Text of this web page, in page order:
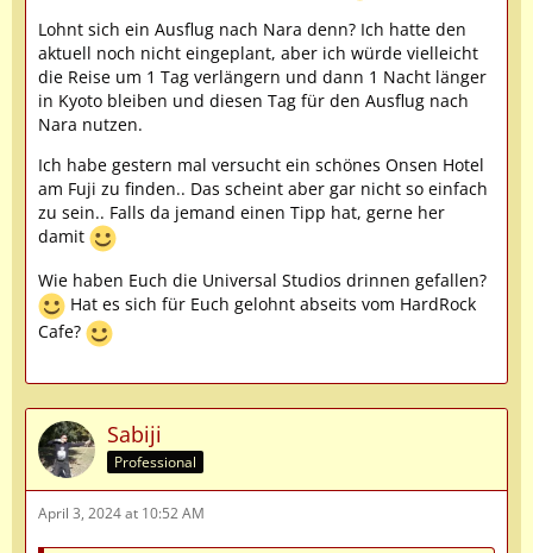
Lohnt sich ein Ausflug nach Nara denn? Ich hatte den
aktuell noch nicht eingeplant, aber ich würde vielleicht
die Reise um 1 Tag verlängern und dann 1 Nacht länger
in Kyoto bleiben und diesen Tag für den Ausflug nach
Nara nutzen.
Ich habe gestern mal versucht ein schönes Onsen Hotel
am Fuji zu finden.. Das scheint aber gar nicht so einfach
zu sein.. Falls da jemand einen Tipp hat, gerne her
damit
Wie haben Euch die Universal Studios drinnen gefallen?
Hat es sich für Euch gelohnt abseits vom HardRock
Cafe?
Sabiji
Professional
April 3, 2024 at 10:52 AM